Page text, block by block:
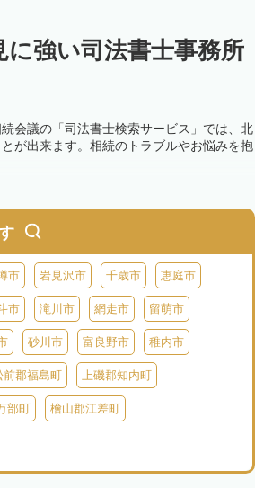
強い司法書士事務所
会議の「司法書士検索サービス」では、北
が出来ます。相続のトラブルやお悩みを抱
市 岩見沢市 千歳市 恵庭市
市 滝川市 網走市 留萌市
砂川市 富良野市 稚内市
前郡福島町 上磯郡知内町
部町 檜山郡江差町
セコ町 虻田郡倶知安町